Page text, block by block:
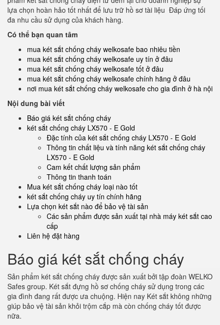
lựa chọn hoàn hảo tốt nhất để lưu trữ hồ sơ tài liệu Đáp ứng tối
đa nhu cầu sử dụng của khách hàng.
Có thể bạn quan tâm
mua két sắt chống cháy welkosafe bao nhiêu tiền
mua két sắt chống cháy welkosafe uy tín ở đâu
mua két sắt chống cháy welkosafe tốt ở đâu
mua két sắt chống cháy welkosafe chính hãng ở đâu
nơi mua két sắt chống cháy welkosafe cho gia đình ở hà nội
Nội dung bài viết
Báo giá két sắt chống cháy
két sắt chống cháy LX570 - E Gold
Đặc tính của két sắt chống cháy LX570 - E Gold
Thông tin chất liệu và tính năng két sắt chống cháy
LX570 - E Gold
Cam kết chất lượng sản phẩm
Thông tin thanh toán
Mua két sắt chống cháy loại nào tốt
két sắt chống cháy uy tín chính hãng
Lựa chọn két sắt nào để bảo vệ tài sản
Các sản phẩm được sản xuất tại nhà máy két sắt cao
cấp
Liên hệ đặt hàng
Báo giá két sắt chống cháy
Sản phẩm két sắt chống cháy được sản xuất bởi tập đoàn WELKO
Safes group. Két sắt đựng hồ sơ chống cháy sử dụng trong các
gia đình đang rất được ưa chuộng. Hiện nay Két sắt không những
giúp bảo vệ tài sản khỏi trộm cắp mà còn chống cháy tốt được
nữa.